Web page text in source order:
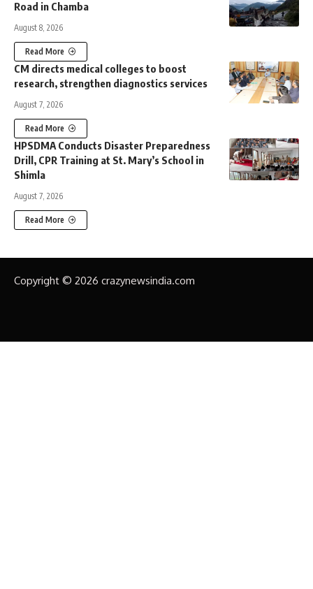
Road in Chamba
August 8, 2026
Read More
CM directs medical colleges to boost
research, strengthen diagnostics services
August 7, 2026
Read More
HPSDMA Conducts Disaster Preparedness
Drill, CPR Training at St. Mary’s School in
Shimla
August 7, 2026
Read More
Copyright © 2026 crazynewsindia.com